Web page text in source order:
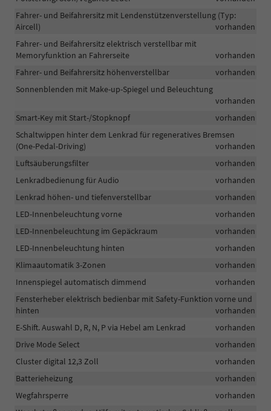
Fahrer- und Beifahrersitz mit Lendenstützenverstellung (Typ:
Aircell)
vorhanden
Fahrer- und Beifahrersitz elektrisch verstellbar mit
Memoryfunktion an Fahrerseite
vorhanden
Fahrer- und Beifahrersitz höhenverstellbar
vorhanden
Sonnenblenden mit Make-up-Spiegel und Beleuchtung
vorhanden
Smart-Key mit Start-/Stopknopf
vorhanden
Schaltwippen hinter dem Lenkrad für regeneratives Bremsen
(One-Pedal-Driving)
vorhanden
Luftsäuberungsfilter
vorhanden
Lenkradbedienung für Audio
vorhanden
Lenkrad höhen- und tiefenverstellbar
vorhanden
LED-Innenbeleuchtung vorne
vorhanden
LED-Innenbeleuchtung im Gepäckraum
vorhanden
LED-Innenbeleuchtung hinten
vorhanden
Klimaautomatik 3-Zonen
vorhanden
Innenspiegel automatisch dimmend
vorhanden
Fensterheber elektrisch bedienbar mit Safety-Funktion vorne und
hinten
vorhanden
E-Shift. Auswahl D, R, N, P via Hebel am Lenkrad
vorhanden
Drive Mode Select
vorhanden
Cluster digital 12,3 Zoll
vorhanden
Batterieheizung
vorhanden
Wegfahrsperre
vorhanden